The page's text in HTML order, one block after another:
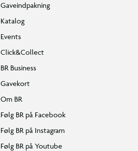
Gaveindpakning
Katalog
Events
Click&Collect
BR Business
Gavekort
Om BR
Følg BR på Facebook
Følg BR på Instagram
Følg BR på Youtube